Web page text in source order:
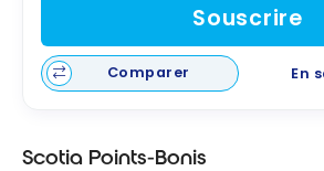
Souscrire
Comparer En
Scotia Points-Bonis